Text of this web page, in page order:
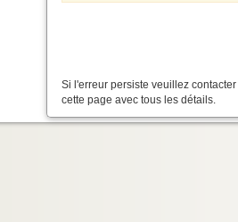
Si l'erreur persiste veuillez
cette page avec tous les détails.